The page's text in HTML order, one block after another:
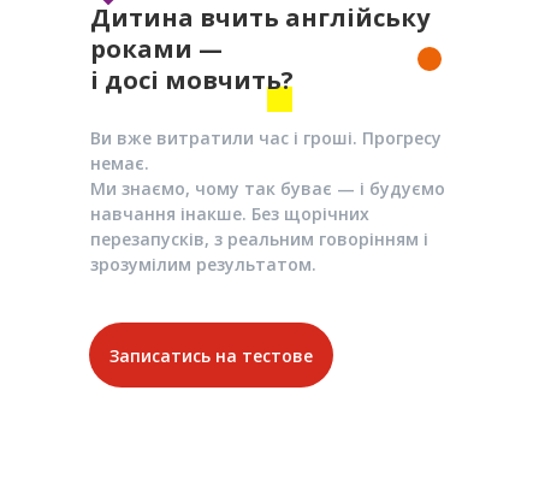
Ви вже витратили час і гроші. Прогресу
немає.
Ми знаємо, чому так буває — і будуємо
навчання інакше. Без щорічних
перезапусків, з реальним говорінням і
зрозумілим результатом.
Дитина вчить англійську
роками —
і досі мовчить?
Записатись на тестове